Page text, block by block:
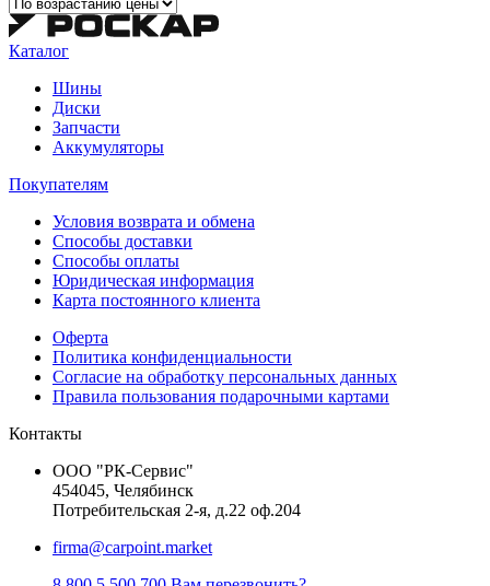
Каталог
Шины
Диски
Запчасти
Аккумуляторы
Покупателям
Условия возврата и обмена
Способы доставки
Способы оплаты
Юридическая информация
Карта постоянного клиента
Оферта
Политика конфиденциальности
Согласие на обработку персональных данных
Правила пользования подарочными картами
Контакты
ООО "РК-Сервис"
454045, Челябинск
Потребительская 2-я, д.22 оф.204
firma@carpoint.market